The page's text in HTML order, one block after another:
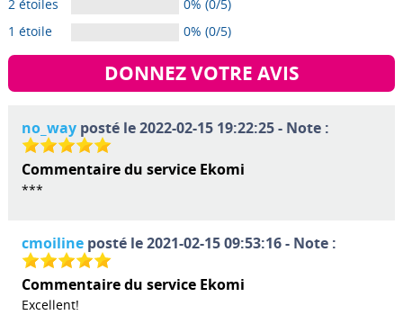
2 étoiles
0% (0/5)
1 étoile
0% (0/5)
DONNEZ VOTRE AVIS
no_wayposté le 2022-02-15 19:22:25 - Note :
Commentaire du service Ekomi
***
cmoilineposté le 2021-02-15 09:53:16 - Note :
Commentaire du service Ekomi
Excellent!